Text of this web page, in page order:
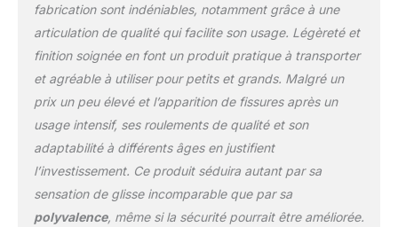
vitesse et une bande
antidérapante pour que
votre enfant reste stable
pendant qu'il exécute
LA QUALITÉ RAZOR : La
qualité, la sécurité, le
service et le style sont la
norme chez Razor, le
planches à roulettes
depuis 2000. Nous
fabrication sont indéniables, notamment grâce à une
articulation de qualité qui facilite son usage. Légèreté et
finition soignée en font un produit pratique à transporter
et agréable à utiliser pour petits et grands. Malgré un
prix un peu élevé et l’apparition de fissures après un
usage intensif, ses roulements de qualité et son
adaptabilité à différents âges en justifient
l’investissement. Ce produit séduira autant par sa
sensation de glisse incomparable que par sa
polyvalence, même si la sécurité pourrait être améliorée.